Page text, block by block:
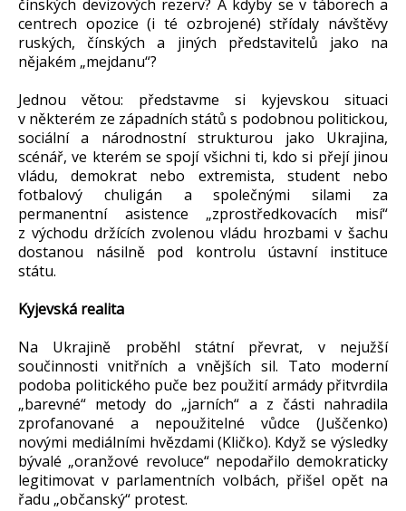
čínských devizových rezerv? A kdyby se v táborech a
centrech opozice (i té ozbrojené) střídaly návštěvy
ruských, čínských a jiných představitelů jako na
nějakém „mejdanu“?
Jednou větou: představme si kyjevskou situaci
v některém ze západních států s podobnou politickou,
sociální a národnostní strukturou jako Ukrajina,
scénář, ve kterém se spojí všichni ti, kdo si přejí jinou
vládu, demokrat nebo extremista, student nebo
fotbalový chuligán a společnými silami za
permanentní asistence „zprostředkovacích misí“
z východu držících zvolenou vládu hrozbami v šachu
dostanou násilně pod kontrolu ústavní instituce
státu.
Kyjevská realita
Na Ukrajině proběhl státní převrat, v nejužší
součinnosti vnitřních a vnějších sil. Tato moderní
podoba politického puče bez použití armády přitvrdila
„barevné“ metody do „jarních“ a z části nahradila
zprofanované a nepoužitelné vůdce (Juščenko)
novými mediálními hvězdami (Kličko). Když se výsledky
bývalé „oranžové revoluce“ nepodařilo demokraticky
legitimovat v parlamentních volbách, přišel opět na
řadu „občanský“ protest.